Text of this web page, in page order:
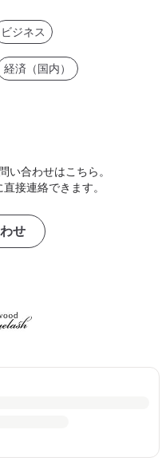
ビジネス
経済（国内）
い合わせはこちら。
接連絡できます。
せ